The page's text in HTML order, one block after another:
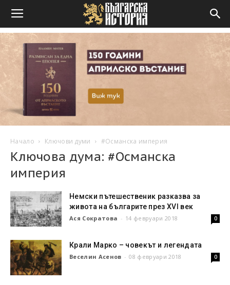
Начало Ключови думи #Османска империя
Ключова дума: #Османска
империя
Немски пътешественик разказва за
живота на българите през XVI век
Ася Сократова - 14 февруари 2018 0
Крали Марко – човекът и легендата
Веселин Асенов - 08 февруари 2018 0